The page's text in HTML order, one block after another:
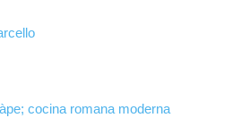
cocina romana moderna